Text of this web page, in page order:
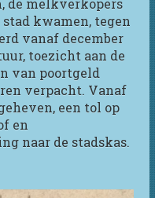
de melkverkopers
kwamen, tegen
vanaf december
toezicht aan de
van poortgeld
verpacht. Vanaf
een tol op
en
naar de stadskas.